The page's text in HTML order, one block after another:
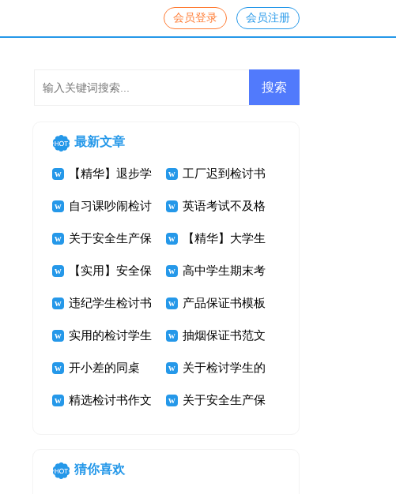
会员登录 会员注册
最新文章
【精华】退步学
生检讨书三篇
工厂迟到检讨书
7篇
自习课吵闹检讨
书
英语考试不及格
检讨书
关于安全生产保
证书模板10篇
【精华】大学生
挂科检讨书3篇
【实用】安全保
证书汇编八篇
高中学生期末考
试化学不及格检
讨书
违纪学生检讨书
集合8篇
产品保证书模板
锦集九篇
实用的检讨学生
的检讨书模板集
锦七篇
抽烟保证书范文
汇总7篇
开小差的同桌 关于检讨学生的
检讨书5篇
精选检讨书作文 关于安全生产保
猜你喜欢